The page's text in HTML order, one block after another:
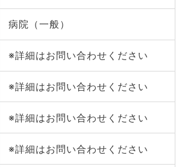
病院（一般）
※詳細はお問い合わせください
※詳細はお問い合わせください
※詳細はお問い合わせください
※詳細はお問い合わせください